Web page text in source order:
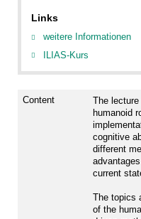
Links
weitere Informationen
ILIAS-Kurs
Content
The
humanoid
cognitive
different
current
The topics
of the